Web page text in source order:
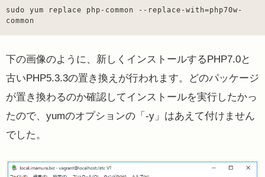
sudo yum replace php-common --replace-with=php70w-
common
下の画像のように、新しくインストールするPHP7.0と
古いPHP5.3.3の置き換えが行われます。どのパッケージ
が置き換わるのか確認してインストールを実行したかっ
たので、yumのオプションの「-y」はあえて付けません
でした。